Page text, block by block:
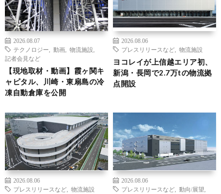
2026.08.07
テクノロジー
動画 物流施設
記者会見など
【現地取材・動画】霞ヶ関キ
ャピタル、川崎・東扇島の冷
凍自動倉庫を公開
2026.08.06
プレスリリースなど
物流施設
ヨコレイが上信越エリア初、
新潟・長岡で2.7万tの物流拠
点開設
2026.08.06
プレスリリースなど
物流施設
2026.08.06
プレスリリースなど
動向/展望